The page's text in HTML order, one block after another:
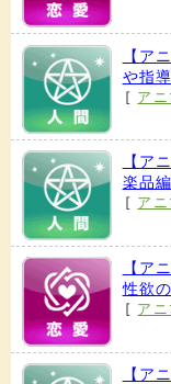
【ア
や指
[ ア
【ア
楽品
[ ア
【ア
性欲
[ ア
【ア